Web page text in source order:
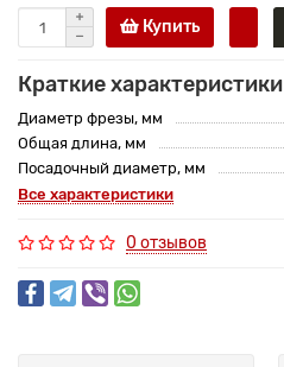
Купить
Краткие характеристики
Диаметр фрезы, мм
Общая длина, мм
Посадочный диаметр, мм
Все характеристики
0 отзывов